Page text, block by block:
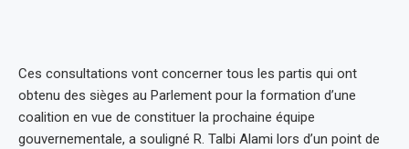
Ces consultations vont concerner tous les partis qui ont
obtenu des sièges au Parlement pour la formation d’une
coalition en vue de constituer la prochaine équipe
gouvernementale, a souligné R. Talbi Alami lors d’un point de